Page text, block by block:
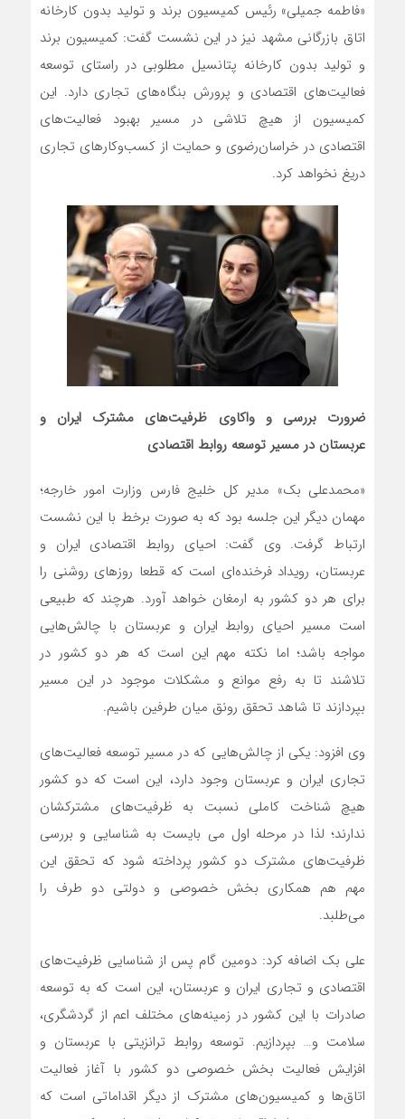
«فاطمه جمیلی» رئیس کمیسیون برند و تولید بدون کارخانه
اتاق بازرگانی مشهد نیز در این نشست گفت: کمیسیون برند
و تولید بدون کارخانه پتانسیل مطلوبی در راستای توسعه
فعالیت‌های اقتصادی و پرورش بنگاه‌های تجاری دارد. این
کمیسیون از هیچ تلاشی در مسیر بهبود فعالیت‌های
اقتصادی در خراسان‌رضوی و حمایت از کسب‌وکارهای تجاری
دریغ نخواهد کرد.
ضرورت بررسی و واکاوی ظرفیت‌های مشترک ایران و
عربستان در مسیر توسعه روابط اقتصادی
«محمدعلی بک» مدیر کل خلیج فارس وزارت امور خارجه؛
مهمان دیگر این جلسه بود که به صورت برخط با این نشست
ارتباط گرفت. وی گفت: احیای روابط اقتصادی ایران و
عربستان، رویداد فرخنده‌ای است که قطعا روزهای روشنی را
برای هر دو کشور به ارمغان خواهد آورد. هرچند که طبیعی
است مسیر احیای روابط ایران و عربستان با چالش‌هایی
مواجه باشد؛ اما نکته مهم این است که هر دو کشور در
تلاشند تا به رفع موانع و مشکلات موجود در این مسیر
بپردازند تا شاهد تحقق رونق میان طرفین باشیم.
وی افزود: یکی از چالش‌هایی که در مسیر توسعه فعالیت‌های
تجاری ایران و عربستان وجود دارد، این است که دو کشور
هیچ شناخت کاملی نسبت به ظرفیت‌های مشترکشان
ندارند؛ لذا در مرحله اول می بایست به شناسایی و بررسی
ظرفیت‌های مشترک دو کشور پرداخته شود که تحقق این
مهم هم همکاری بخش خصوصی و دولتی دو طرف را
می‌طلبد.
علی بک اضافه کرد: دومین گام پس از شناسایی ظرفیت‌های
اقتصادی و تجاری ایران و عربستان، این است که به توسعه
صادرات با این کشور در زمینه‌های مختلف اعم از گردشگری،
سلامت و… بپردازیم. توسعه روابط ترانزیتی با عربستان و
افزایش فعالیت بخش خصوصی دو‌ کشور با آغاز فعالیت
اتاق‌ها و کمیسیون‌های مشترک از دیگر اقداماتی است که